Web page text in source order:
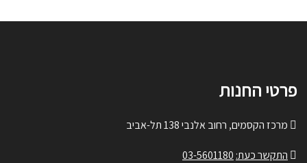
פרטי החנות
מרכז הקסמים, רחוב אלנבי 138 תל-אביב
התקשר כעת: 03-5601180